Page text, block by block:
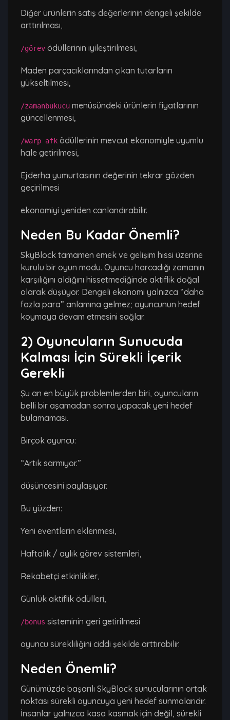
Diğer ürünlerin satış değerlerinin dengeli şekilde
arttırılması,
/görev ödüllerinin iyileştirilmesi,
Maden parçacıklarından çıkan tutarların
yükseltilmesi,
/zamanbukucu menüsündeki ürünlerin fiyatlarının
güncellenmesi,
/warp afk ödüllerinin mevcut ekonomiyle uyumlu
hale getirilmesi,
Ejderha yumurtasının değerinin tekrar gözden
geçirilmesi
ekonomiyi yeniden canlandırabilir.
Neden Bu Kadar Önemli?
SkyBlock tamamen emek ve gelişim hissi üzerine
kurulu bir oyun modu. Oyuncu harcadığı zamanın
karşılığını aldığını hissetmediğinde aktiflik doğal
olarak düşüyor. Dengeli ekonomi yalnızca “daha
fazla para” anlamına gelmez; oyuncunun hedef
koymaya devam etmesini sağlar.
2) Oyuncuların Sunucuda
Kalması İçin Sürekli İçerik
Gerekli
Şu an en büyük problemlerden biri, oyuncuların
belli bir aşamadan sonra yapacak yeni hedef
bulamaması.
Birçok oyuncu:
“Artık sarmıyor.”
düşüncesini paylaşıyor.
Bu yüzden:
Yeni eventlerin eklenmesi,
Haftalık / aylık görev sistemleri,
Rekabetçi etkinlikler,
Günlük aktiflik ödülleri,
/bonus sisteminin geri getirilmesi
oyuncu sürekliliğini ciddi şekilde arttırabilir.
Neden Önemli?
Günümüzde başarılı SkyBlock sunucularının ortak
noktası sürekli oyuncuya yeni hedef sunmalarıdır.
İnsanlar yalnızca kasa kasmak için değil, sürekli